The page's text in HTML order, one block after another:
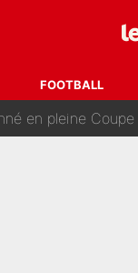
FOOTBALL
: Ces autres joueurs
changent de chaîne
en pleine